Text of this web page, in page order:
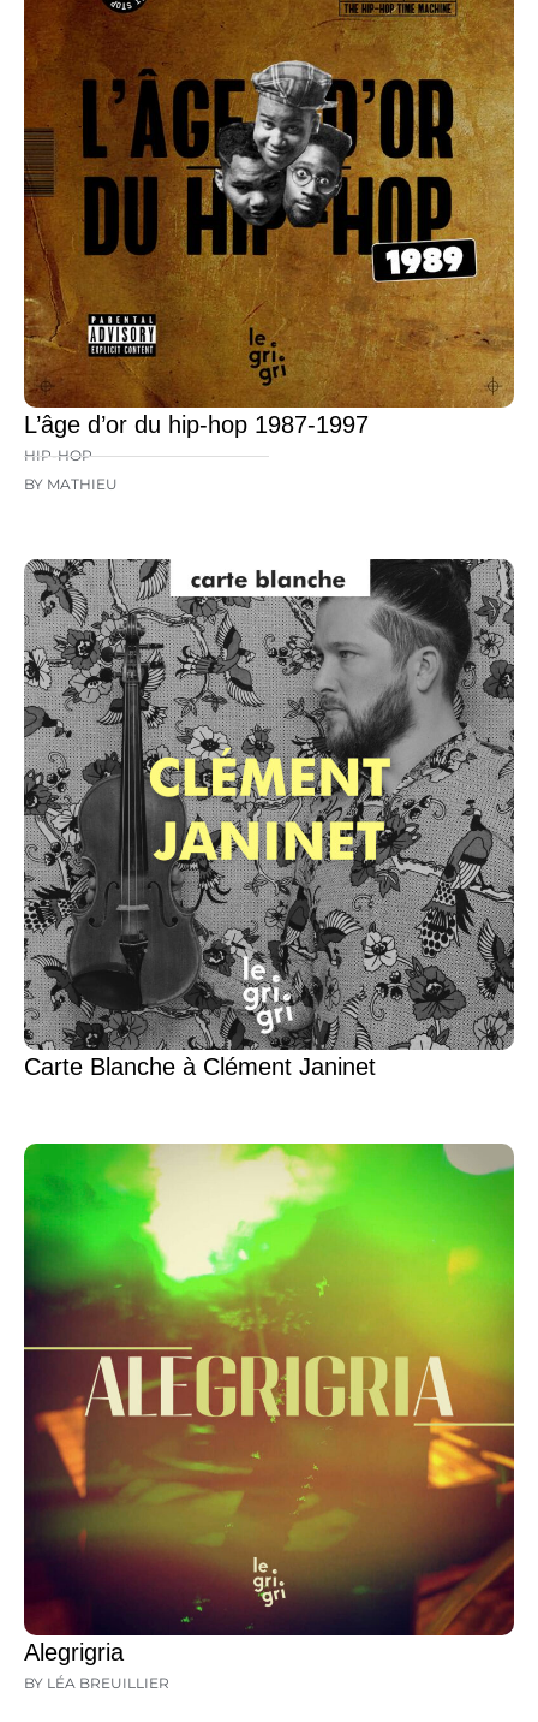
L’âge d’or du hip-hop 1987-1997
HIP-HOP
BY MATHIEU
Carte Blanche à Clément Janinet
Alegrigria
BY LÉA BREUILLIER